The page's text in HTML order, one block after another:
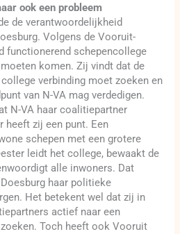
ook een probleem
de verantwoordelijkheid
Volgens de Vooruit-
functionerend schepencollege
komen. Zij vindt dat de
verbinding moet zoeken en
van N-VA mag verdedigen.
N-VA haar coalitiepartner
heeft zij een punt. Een
schepen met een grotere
leidt het college, bewaakt de
alle inwoners. Dat
haar politieke
Het betekent wel dat zij in
actief naar een
Toch heeft ook Vooruit